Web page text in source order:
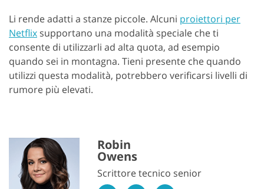
Li rende adatti a stanze piccole. Alcuni proiettori per
Netflix supportano una modalità speciale che ti
consente di utilizzarli ad alta quota, ad esempio
quando sei in montagna. Tieni presente che quando
utilizzi questa modalità, potrebbero verificarsi livelli di
rumore più elevati.
Robin
Owens
Scrittore tecnico senior